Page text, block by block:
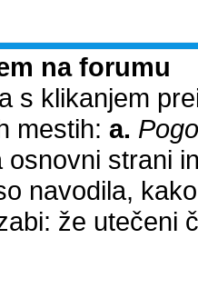
na forumu
s klikanjem
mestih: a.
osnovni strani
navodila,
že utečeni